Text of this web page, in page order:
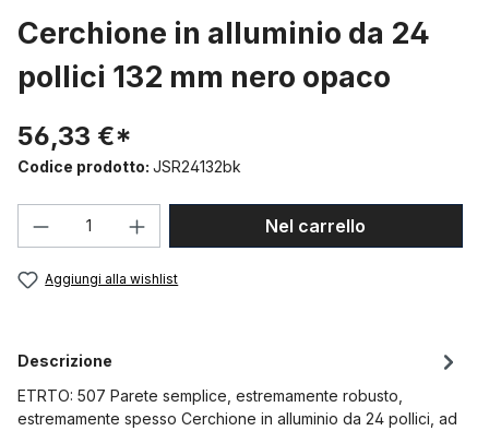
Cerchione in alluminio da 24
pollici 132 mm nero opaco
56,33 €*
Codice prodotto: JSR24132bk
Quantità del prodotto: inserisci la
Nel carrello
Aggiungi alla wishlist
Descrizione
ETRTO: 507 Parete semplice, estremamente robusto,
estremamente spesso Cerchione in alluminio da 24 pollici, ad